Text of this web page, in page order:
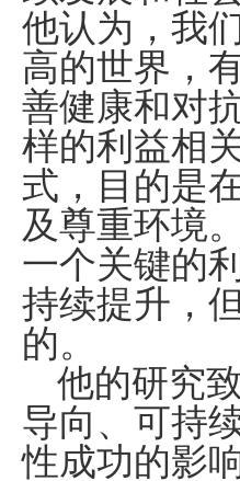
他认为，我
高的世界，
善健康和对
样的利益相
式，目的是
及尊重环境
一个关键的
持续提升，
的。
他的研究
导向、可持
性成功的影